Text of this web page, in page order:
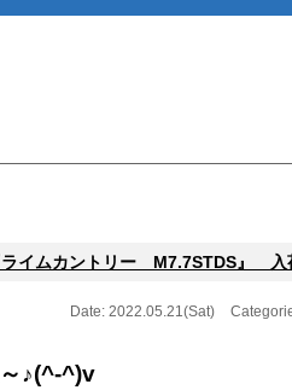
ライムカントリー M7.7STDS』
Date: 2022.05.21(Sat)
♪(^-^)v